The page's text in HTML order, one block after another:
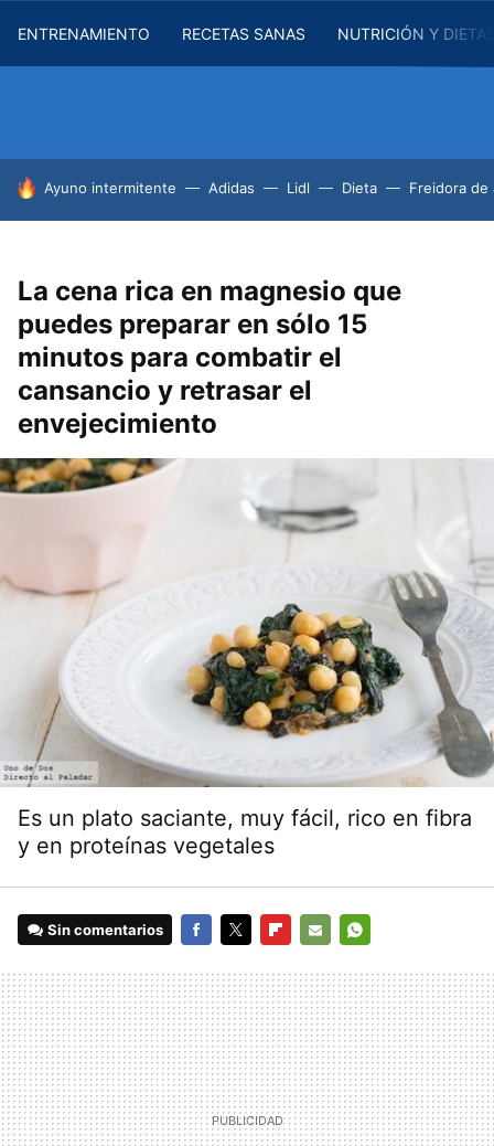
ENTRENAMIENTO RECETAS SANAS NUTRICIÓN Y
HOY SE HABLA DE
Ayuno intermitente Adidas Lidl Dieta Freidora de
La cena rica en magnesio que
puedes preparar en sólo 15
minutos para combatir el
cansancio y retrasar el
envejecimiento
Es un plato saciante, muy fácil, rico en fibra
y en proteínas vegetales
Sin comentarios
MAIL